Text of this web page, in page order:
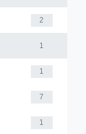
2
1
1
7
1